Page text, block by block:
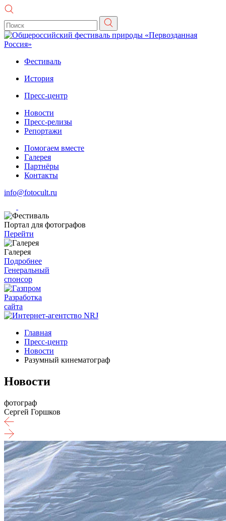
Фестиваль
История
Пресс-центр
Новости
Пресс-релизы
Репортажи
Помогаем вместе
Галерея
Партнёры
Контакты
info@fotocult.ru
Портал для фотографов
Перейти
Галерея
Подробнее
Генеральный
спонсор
Разработка
сайта
Главная
Пресс-центр
Новости
Разумный кинематограф
Новости
фотограф
Сергей Горшков